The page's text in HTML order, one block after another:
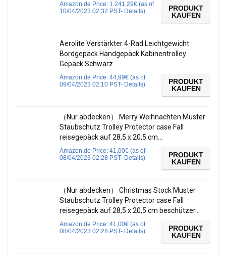
Amazon.de Price: 1.241,29€ (as of
10/04/2023 02:32 PST- Details)
PRODUKT
KAUFEN
Aerolite Verstärkter 4-Rad Leichtgewicht
Bordgepäck Handgepäck Kabinentrolley
Gepäck Schwarz
Amazon.de Price: 44,99€ (as of
09/04/2023 02:10 PST- Details)
PRODUKT
KAUFEN
（Nur abdecken） Merry Weihnachten Muster
Staubschutz Trolley Protector case Fall
reisegepäck auf 28,5 x 20,5 cm…
Amazon.de Price: 41,00€ (as of
08/04/2023 02:28 PST- Details)
PRODUKT
KAUFEN
（Nur abdecken） Christmas Stock Muster
Staubschutz Trolley Protector case Fall
reisegepäck auf 28,5 x 20,5 cm beschützer…
Amazon.de Price: 41,00€ (as of
08/04/2023 02:28 PST- Details)
PRODUKT
KAUFEN